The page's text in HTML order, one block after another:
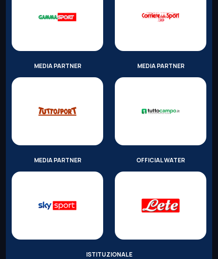
MEDIA PARTNER MEDIA PARTNER
MEDIA PARTNER OFFICIAL WATER
ISTITUZIONALE